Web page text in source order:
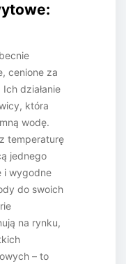
cenione za
działanie
która
wodę.
temperaturę
jednego
i wygodne
do swoich
na rynku,
– to